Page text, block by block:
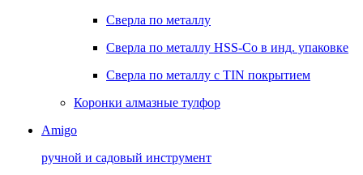
Сверла по металлу
Сверла по металлу HSS-Co в инд. упаковке
Сверла по металлу с TIN покрытием
Коронки алмазные тулфор
Amigo
ручной и садовый инструмент